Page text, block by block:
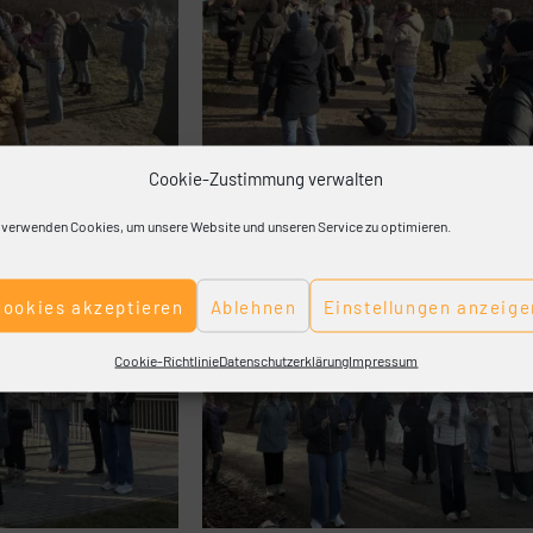
Cookie-Zustimmung verwalten
Cookies, um unsere Website und unseren Service zu optimieren.
akzeptieren Ablehnen Einstellungen
Cookie-RichtlinieDatenschutzerklärungImpressum